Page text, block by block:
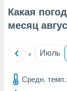
рекламы
сведения
1199
Какая
месяц
Июнь Июль
Средн. темп.: